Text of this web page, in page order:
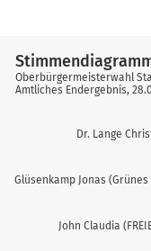
Dr. Lange
Glüsenkamp Jonas
John Claudia
Oberbürgermeisterwahl
Amtliches Endergebnis,